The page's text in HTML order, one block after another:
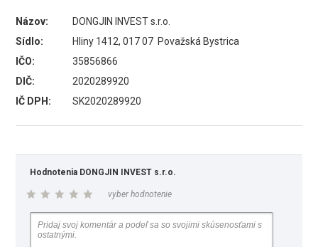
Názov:
DONGJIN INVEST s.r.o.
Sídlo:
Hliny 1412, 017 07 Považská Bystrica
IČO:
35856866
DIČ:
2020289920
IČ DPH:
SK2020289920
Hodnotenia DONGJIN INVEST s.r.o.
vyber hodnotenie